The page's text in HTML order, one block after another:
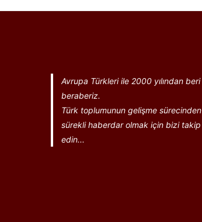
Avrupa Türkleri ile 2000 yılından beri
beraberiz.
Türk toplumunun gelişme sürecinden
sürekli haberdar olmak için bizi takip
edin...